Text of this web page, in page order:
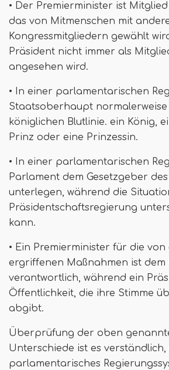
• Der Premierminister ist
das von Mitmenschen mit
Kongressmitgliedern gewählt
Präsident nicht immer als
angesehen wird.
• In einer parlamentarischen
Staatsoberhaupt
königlichen Blutlinie. ein König,
Prinz oder eine Prinzessin.
• In einer parlamentarischen
Parlament dem Gesetzgeber
unterlegen, während die
Präsidentschaftsregierung
kann.
• Ein Premierminister für die
ergriffenen Maßnahmen ist dem
verantwortlich, während ein
Öffentlichkeit, die ihre Stimme
abgibt.
Überprüfung der oben
Unterschiede ist es verständlich,
parlamentarisches